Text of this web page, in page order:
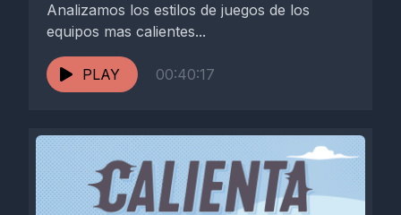
Analizamos los estilos de juegos de los
equipos mas calientes...
PLAY 00:40:17